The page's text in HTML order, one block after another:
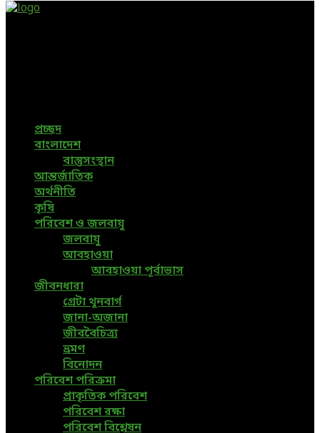
প্রচ্ছদ
বাংলাদেশ
বাস্তুসংস্থান
আন্তর্জাতিক
অর্থনীতি
কৃষি
পরিবেশ ও জলবায়ু
জলবায়ু
আবহাওয়া
আবহাওয়া পূর্বাভাস
জীবনধারা
গ্রেটা থুনবার্গ
জানা-অজানা
জীববৈচিত্র্য
ভ্রমণ
বিনোদন
পরিবেশ পরিক্রমা
প্রাকৃতিক পরিবেশ
পরিবেশ রক্ষা
পরিবেশ বিশ্লেষন